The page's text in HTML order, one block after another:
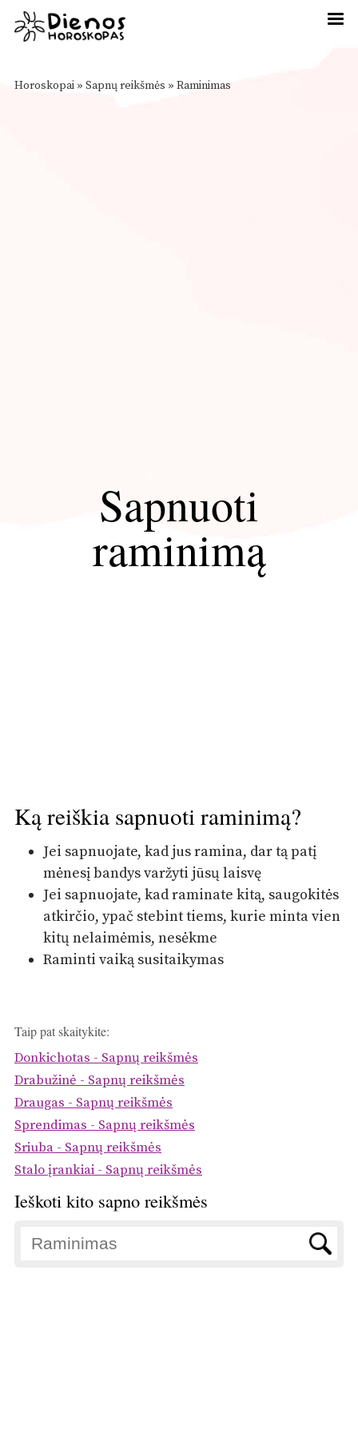
Horoskopai » Sapnų reikšmės » Raminimas
Sapnuoti
raminimą
Ką reiškia sapnuoti raminimą?
Jei sapnuojate, kad jus ramina, dar tą patį
mėnesį bandys varžyti jūsų laisvę
Jei sapnuojate, kad raminate kitą, saugokitės
atkirčio, ypač stebint tiems, kurie minta vien
kitų nelaimėmis, nesėkme
Raminti vaiką susitaikymas
Taip pat skaitykite:
Donkichotas - Sapnų reikšmės
Drabužinė - Sapnų reikšmės
Draugas - Sapnų reikšmės
Sprendimas - Sapnų reikšmės
Sriuba - Sapnų reikšmės
Stalo įrankiai - Sapnų reikšmės
Ieškoti kito sapno reikšmės